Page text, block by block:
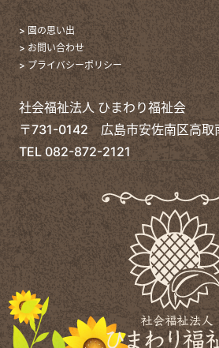
> 園の思い出
> お問い合わせ
> プライバシーポリシー
社会福祉法人 ひまわり福祉会
〒731-0142 広島市安佐南区高取
TEL 082-872-2121